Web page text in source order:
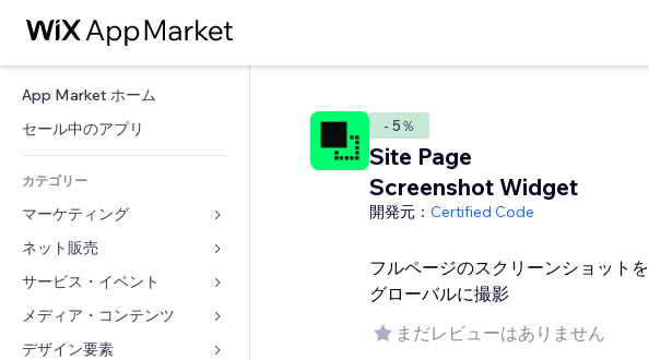
App Market ホーム
セール中のアプリ
カテゴリー
マーケティング
広告
モバイル
アクセス解析
ネット販売
ストア用アプリ
発送・配達
販売ボタン
サービス・イベント
ホテル
イベント
メディア・コンテンツ
ギャラリー
デザイン要素
- 5％
Site Page
Screenshot Widget
開発元： Certified Code
フルページのスクリーンショットを
グローバルに撮影
まだレビューはありません